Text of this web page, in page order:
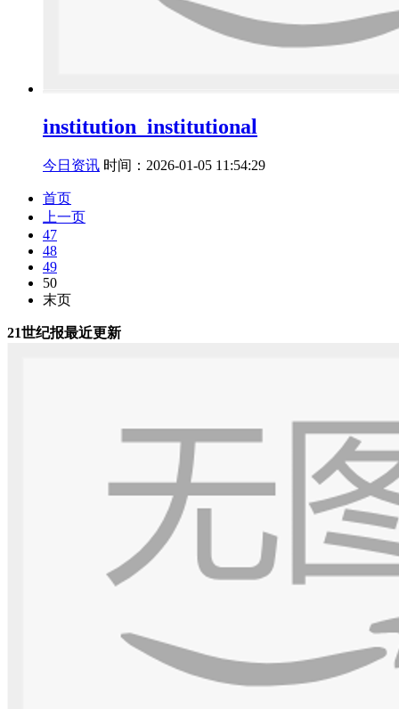
institution_institutional
今日资讯 时间：2026-01-05 11:54:29
首页
上一页
47
48
49
50
末页
21世纪报最近更新